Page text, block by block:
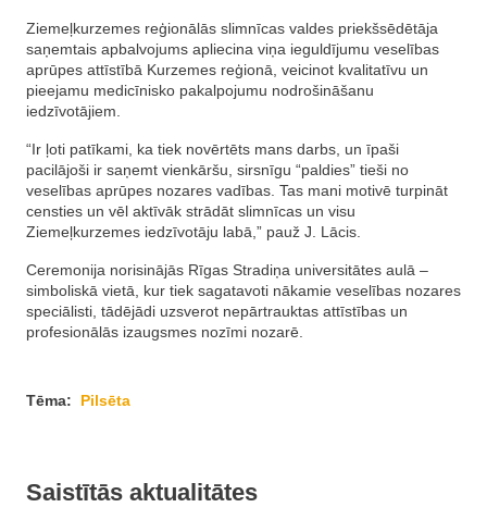
Ziemeļkurzemes reģionālās slimnīcas valdes priekšsēdētāja
saņemtais apbalvojums apliecina viņa ieguldījumu veselības
aprūpes attīstībā Kurzemes reģionā, veicinot kvalitatīvu un
pieejamu medicīnisko pakalpojumu nodrošināšanu
iedzīvotājiem.
“Ir ļoti patīkami, ka tiek novērtēts mans darbs, un īpaši
pacilājoši ir saņemt vienkāršu, sirsnīgu “paldies” tieši no
veselības aprūpes nozares vadības. Tas mani motivē turpināt
censties un vēl aktīvāk strādāt slimnīcas un visu
Ziemeļkurzemes iedzīvotāju labā,” pauž J. Lācis.
Ceremonija norisinājās Rīgas Stradiņa universitātes aulā –
simboliskā vietā, kur tiek sagatavoti nākamie veselības nozares
speciālisti, tādējādi uzsverot nepārtrauktas attīstības un
profesionālās izaugsmes nozīmi nozarē.
Tēma: Pilsēta
Saistītās aktualitātes